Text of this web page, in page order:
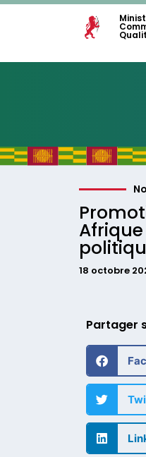
18 octobre
Partager